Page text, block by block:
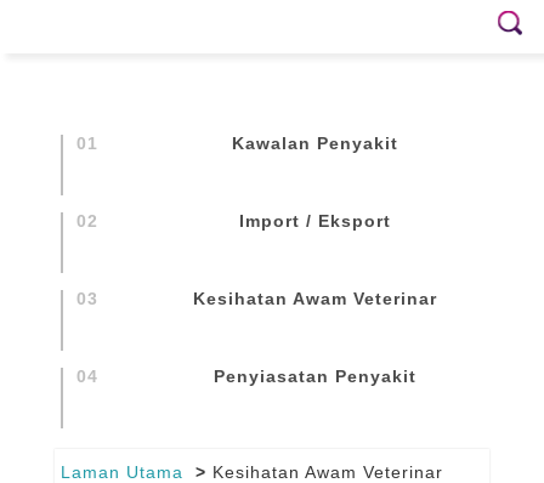
Laman Utama Kesihatan Awam Veterinar
Kawalan Penyakit
Import / Eksport
Kesihatan Awam Veterinar
Penyiasatan Penyakit